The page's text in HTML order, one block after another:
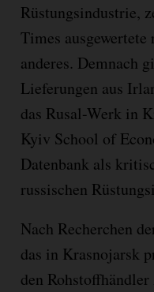
Rüstungsindustrie,
Times
anderes. Demnach
Lieferungen aus
das Rusal-Werk in
Kyiv School of
Datenbank als
russischen
Nach Recherchen
das in Krasnojarsk
den